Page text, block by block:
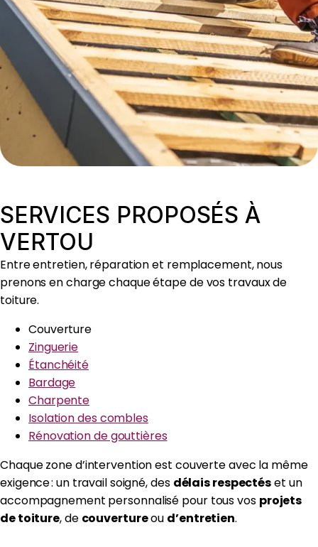
SERVICES PROPOSÉS À
VERTOU
Entre entretien, réparation et remplacement, nous
prenons en charge chaque étape de vos travaux de
toiture.
Couverture
Zinguerie
Étanchéité
Bardage
Charpente
Isolation des combles
Rénovation de gouttières
Chaque zone d’intervention est couverte avec la même
exigence : un travail soigné, des délais respectéset un
accompagnement personnalisé pour tous vos projets
de toiture, de couvertureou d’entretien.